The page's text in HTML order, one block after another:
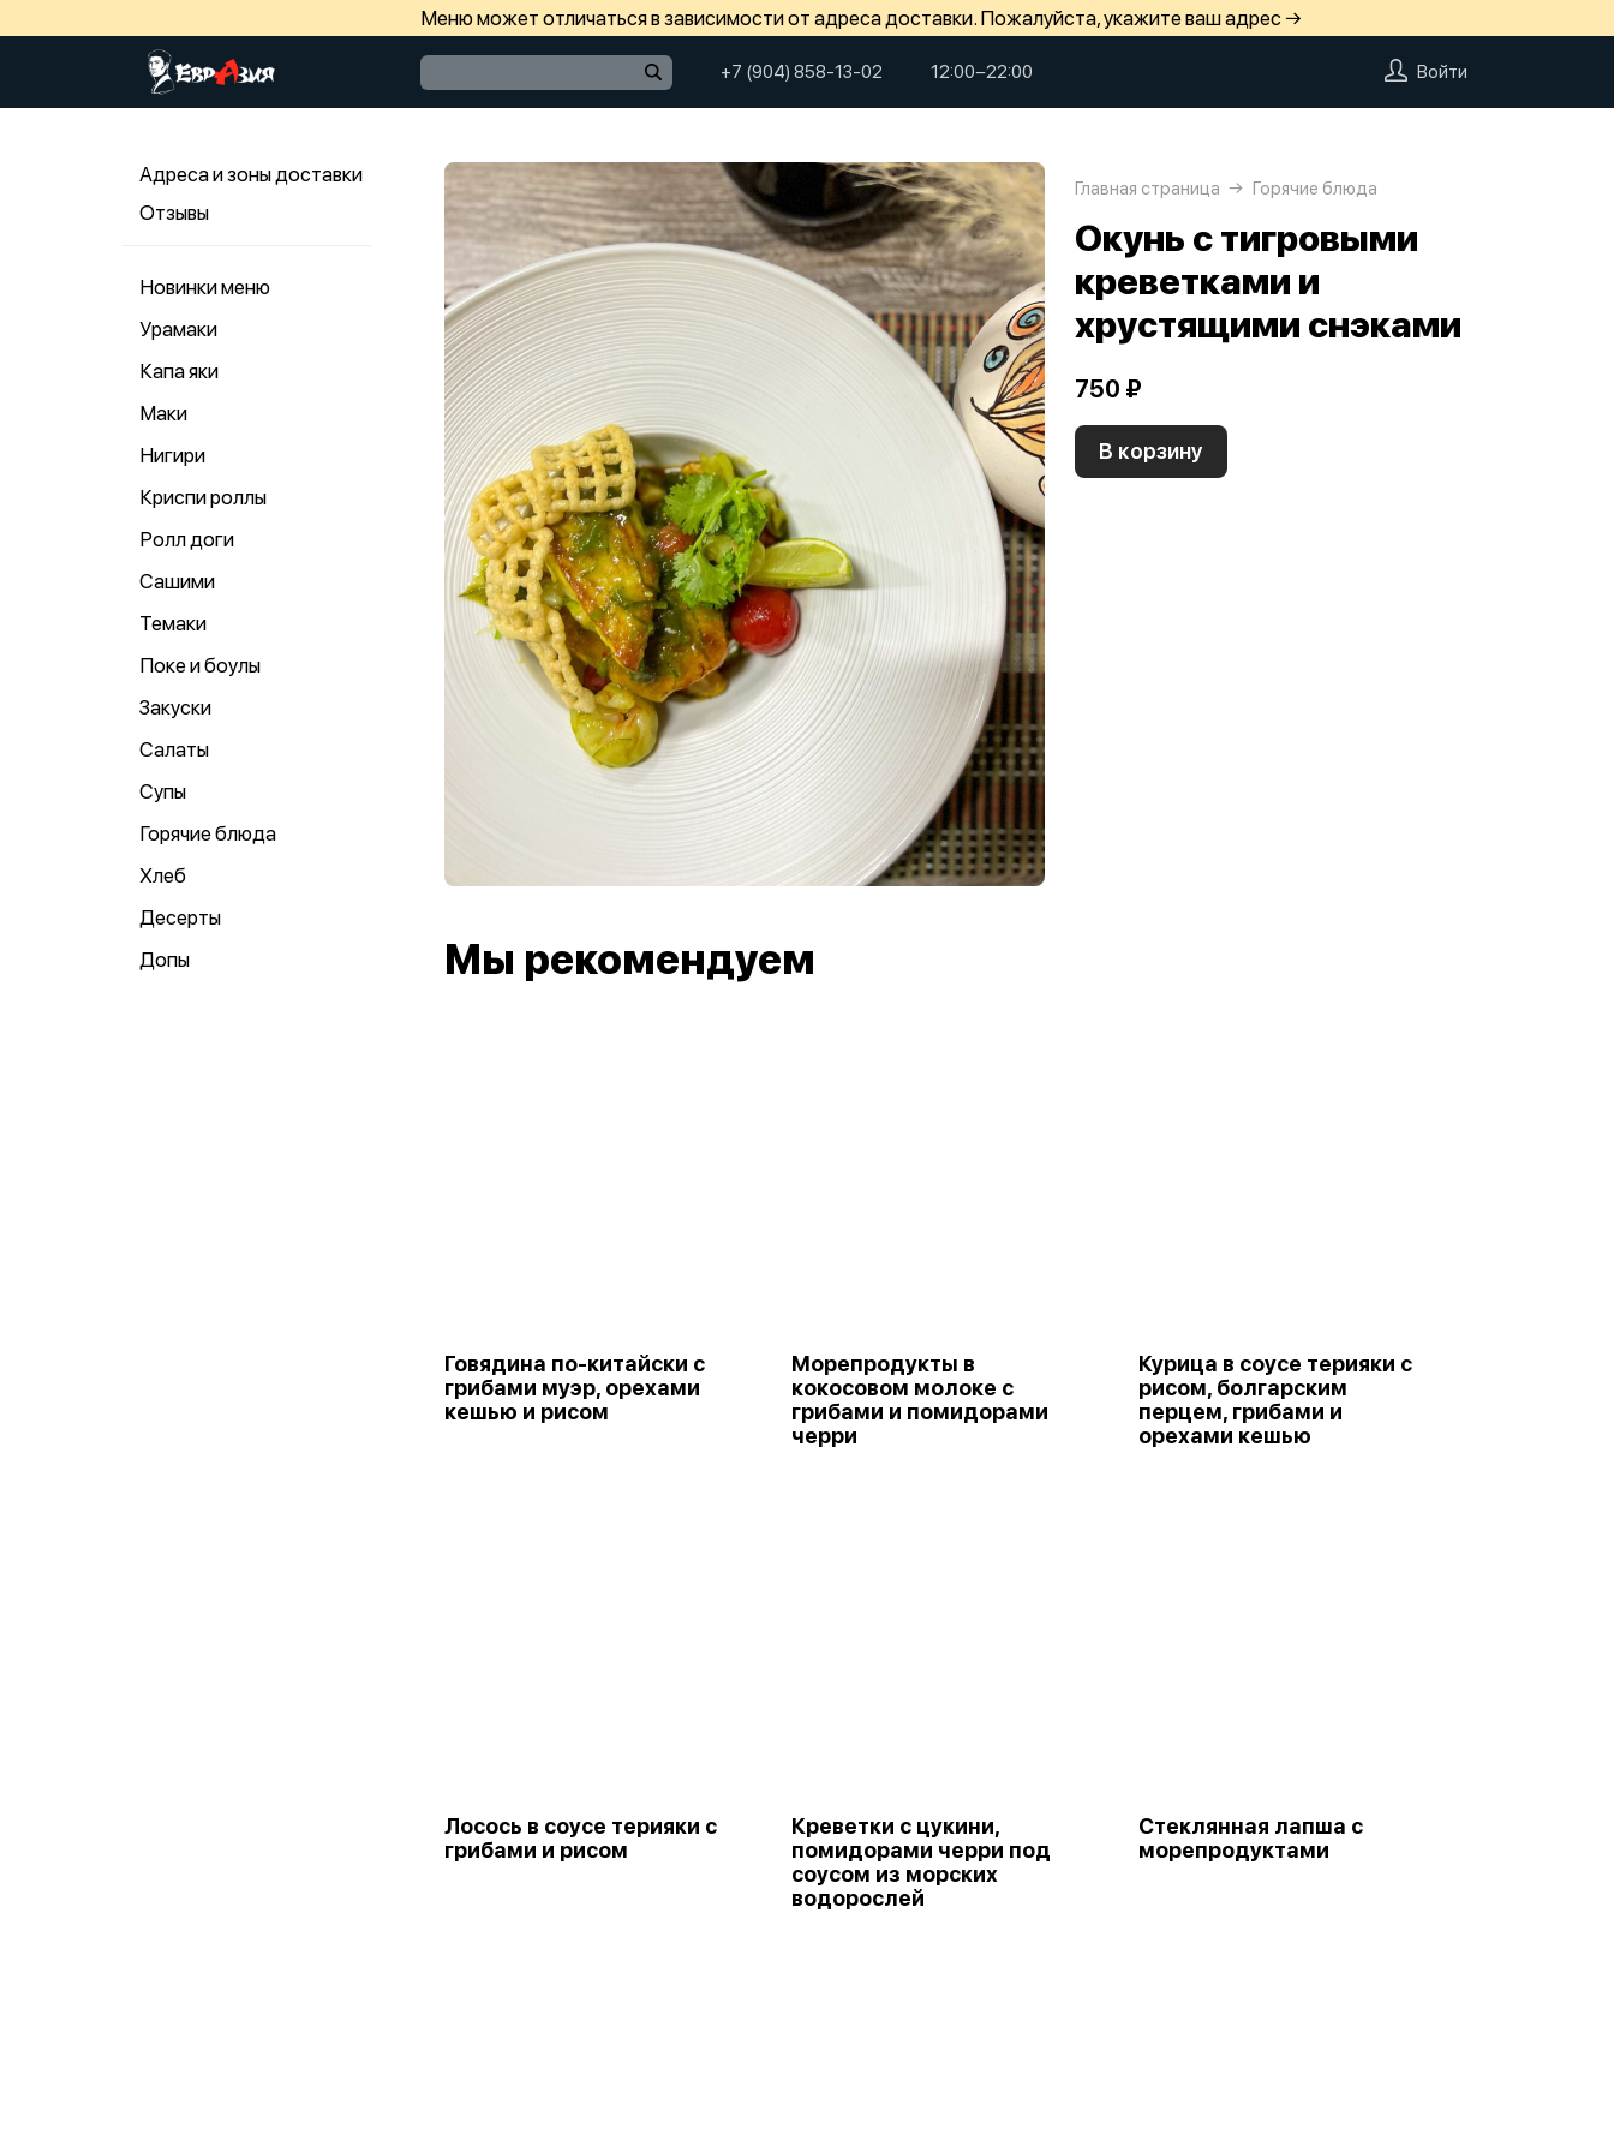
Меню может отличаться в зависимости от адреса доставки. Пожалуйста, укажите ваш адрес →
+7 (904) 858-13-02 12:00−22:00 Войти
Адреса и зоны доставки
Отзывы
Новинки меню
Урамаки
Капа яки
Маки
Нигири
Криспи роллы
Ролл доги
Сашими
Темаки
Поке и боулы
Закуски
Салаты
Супы
Горячие блюда
Хлеб
Десерты
Допы
Главная страница Горячие блюда
Окунь с тигровыми
креветками и
хрустящими снэками
750 ₽
В корзину
Мы рекомендуем
Говядина по-китайски с
грибами муэр, орехами
кешью и рисом
Морепродукты в
кокосовом молоке с
грибами и помидорами
черри
Курица в соусе терияки с
рисом, болгарским
перцем, грибами и
орехами кешью
Лосось в соусе терияки с
грибами и рисом
Креветки с цукини,
помидорами черри под
соусом из морских
водорослей
Стеклянная лапша с
морепродуктами